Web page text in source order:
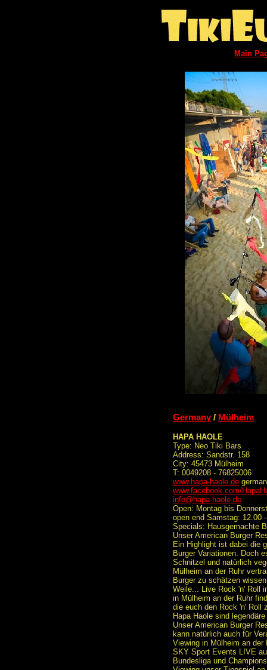
Main
Germany/ Mülheim
HAPA HAOLE
Type: Neo Tiki Bars
Address: Sandstr. 158
City: 45473 Mülheim
T: 0049208 - 76825006
www.hapa-haole.de
www.facebook.com/
info@hapa-haole.de
Open: Montag bis
open end Samstag: 12.00
Specials: Hausgemachte
Unser American Burger
Ein Highlight ist dabei die
Burger Variationen. Doch
Schnitzel und natürlich
Mülheim an der Ruhr
Burger zu schätzen
Weile... Live Rock 'n' Roll
in Mülheim an der Ruhr
die euch den Rock 'n' Roll
Hapa Haole sind
Unser American Burger
kann natürlich auch für
Viewing in Mülheim an der
SKY Sport Events LIVE
Bundesliga und